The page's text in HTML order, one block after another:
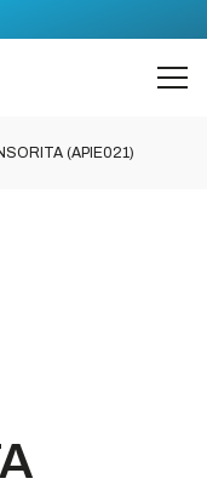
(APIE021)